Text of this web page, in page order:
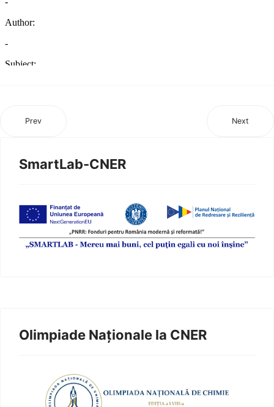
Prev Next
SmartLab-CNER
Olimpiade Naționale la CNER